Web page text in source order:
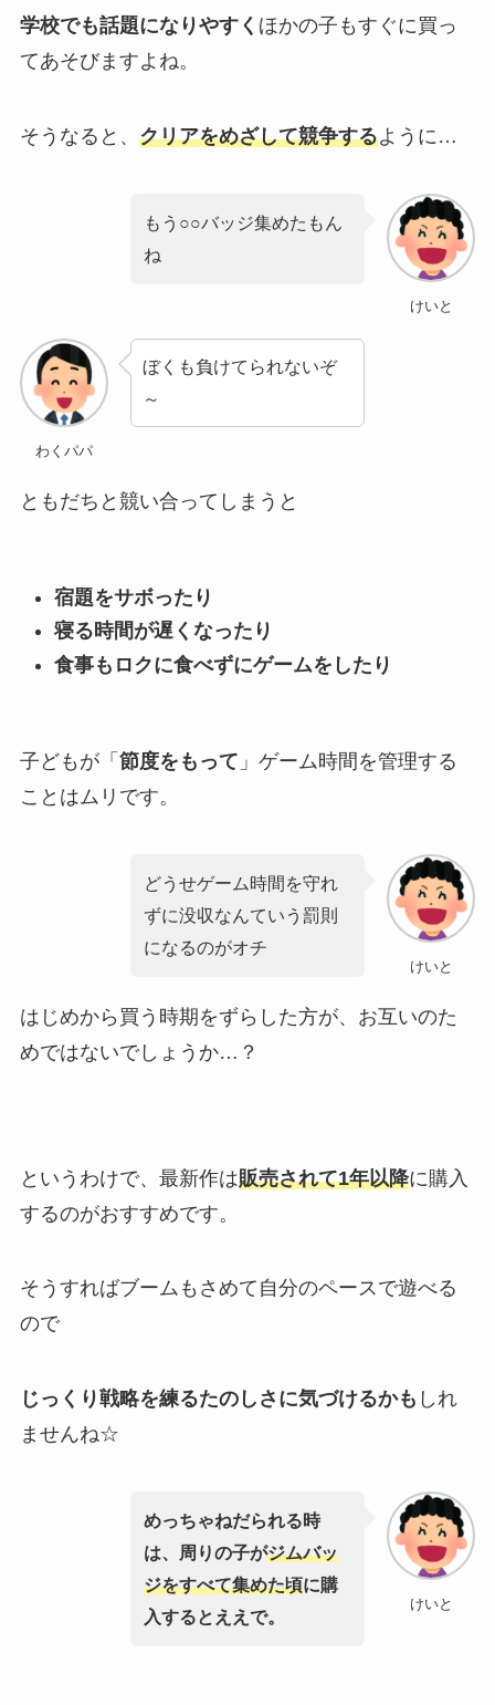
学校でも話題になりやすく ほかの子もすぐに買っ
てあそびますよね。
そうなると、 クリアをめざして競争するように…
けいと
もう○○バッジ集めたもん
ね
わくパパ
ぼくも負けてられないぞ
～
ともだちと競い合ってしまうと
宿題をサボったり
寝る時間が遅くなったり
食事もロクに食べずにゲームをしたり
子どもが「 節度をもって 」ゲーム時間を管理する
ことはムリ です。
けいと
どうせゲーム時間を守れ
ずに没収なんていう罰則
になるのがオチ
はじめから買う時期をずらした方が、お互いのた
めではないでしょうか…？
というわけで、最新作は販売されて1年以降に購入
するのがおすすめです。
そうすればブームもさめて自分のペースで遊べる
ので
じっくり戦略を練るたのしさに気づけるかも しれ
ませんね☆
けいと
めっちゃねだられる時
は、周りの子がジムバッ
ジをすべて集めた頃に購
入するとええで。